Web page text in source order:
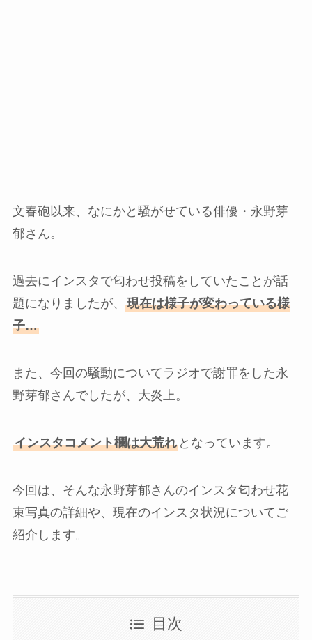
文春砲以来、なにかと騒がせている俳優・永野芽
郁さん。
過去にインスタで匂わせ投稿をしていたことが話
題になりましたが、 現在は様子が変わっている様
子…
また、今回の騒動についてラジオで謝罪をした永
野芽郁さんでしたが、大炎上。
インスタコメント欄は大荒れとなっています。
今回は、そんな永野芽郁さんのインスタ匂わせ花
束写真の詳細や、現在のインスタ状況についてご
紹介します。
目次